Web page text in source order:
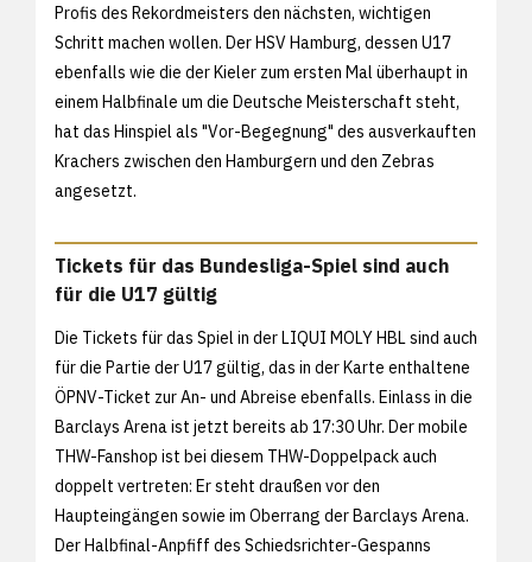
Profis des Rekordmeisters den nächsten, wichtigen
Schritt machen wollen. Der HSV Hamburg, dessen U17
ebenfalls wie die der Kieler zum ersten Mal überhaupt in
einem Halbfinale um die Deutsche Meisterschaft steht,
hat das Hinspiel als "Vor-Begegnung" des ausverkauften
Krachers zwischen den Hamburgern und den Zebras
angesetzt.
Tickets für das Bundesliga-Spiel sind auch
für die U17 gültig
Die Tickets für das Spiel in der LIQUI MOLY HBL sind auch
für die Partie der U17 gültig, das in der Karte enthaltene
ÖPNV-Ticket zur An- und Abreise ebenfalls. Einlass in die
Barclays Arena ist jetzt bereits ab 17:30 Uhr. Der mobile
THW-Fanshop ist bei diesem THW-Doppelpack auch
doppelt vertreten: Er steht draußen vor den
Haupteingängen sowie im Oberrang der Barclays Arena.
Der Halbfinal-Anpfiff des Schiedsrichter-Gespanns